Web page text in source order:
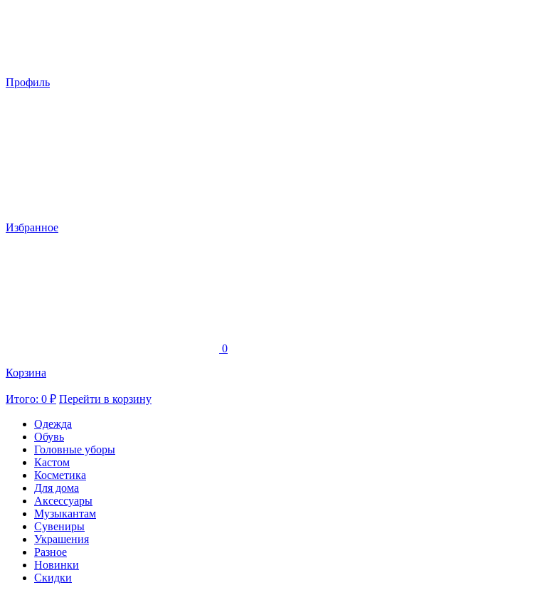
Профиль
Избранное
0
Корзина
Итого: 0 ₽ Перейти в корзину
Одежда
Обувь
Головные уборы
Кастом
Косметика
Для дома
Аксессуары
Музыкантам
Сувениры
Украшения
Разное
Новинки
Скидки